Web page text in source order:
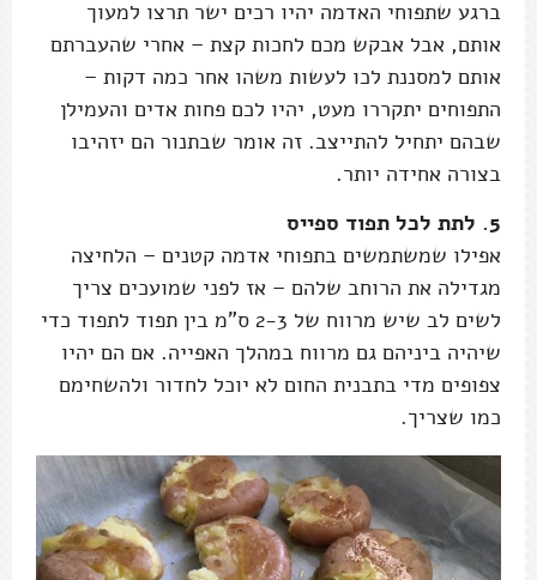
ברגע שתפוחי האדמה יהיו רכים ישר תרצו למעוך
אותם, אבל אבקש מכם לחכות קצת – אחרי שהעברתם
אותם למסננת לכו לעשות משהו אחר כמה דקות –
התפוחים יתקררו מעט, יהיו לכם פחות אדים והעמילן
שבהם יתחיל להתייצב. זה אומר שבתנור הם יזהיבו
בצורה אחידה יותר.
5. לתת לכל תפוד ספייס
אפילו שמשתמשים בתפוחי אדמה קטנים – הלחיצה
מגדילה את הרוחב שלהם – אז לפני שמועכים צריך
לשים לב שיש מרווח של 2-3 ס"מ בין תפוד לתפוד כדי
שיהיה ביניהם גם מרווח במהלך האפייה. אם הם יהיו
צפופים מדי בתבנית החום לא יוכל לחדור ולהשחימם
כמו שצריך.